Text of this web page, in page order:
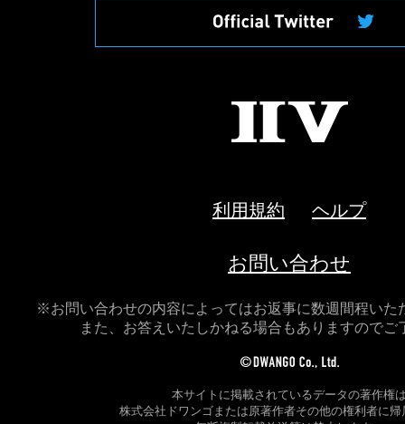
利用規約 ヘルプ
お問い合わせ
※お問い合わせの内容によってはお返事に数週間程いた
また、お答えいたしかねる場合もありますのでご
本サイトに掲載されているデータの著作権
株式会社ドワンゴまたは原著作者その他の権利者に帰